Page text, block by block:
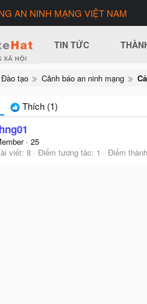
AN NINH MẠNG VIỆT NAM
TIN TỨC
tạo Cảnh báo an ninh mạng
Thích (1)
· 25
viết 8 Điểm tương tác 1 Điểm